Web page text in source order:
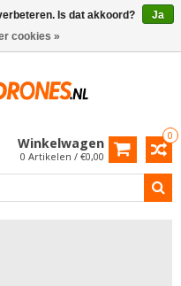
0
Winkelwagen
0 Artikelen / €0,00
Is dat akkoord?
Ja
cookies »